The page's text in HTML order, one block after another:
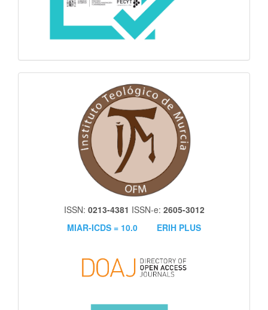
ISSN: 0213-4381 ISSN-e: 2605-3012
MIAR-ICDS = 10.0
ERIH PLUS